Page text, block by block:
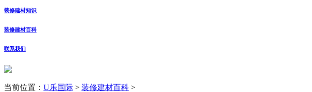
装修建材知识
装修建材百科
联系我们
当前位置： U乐国际 > 装修建材百科 >